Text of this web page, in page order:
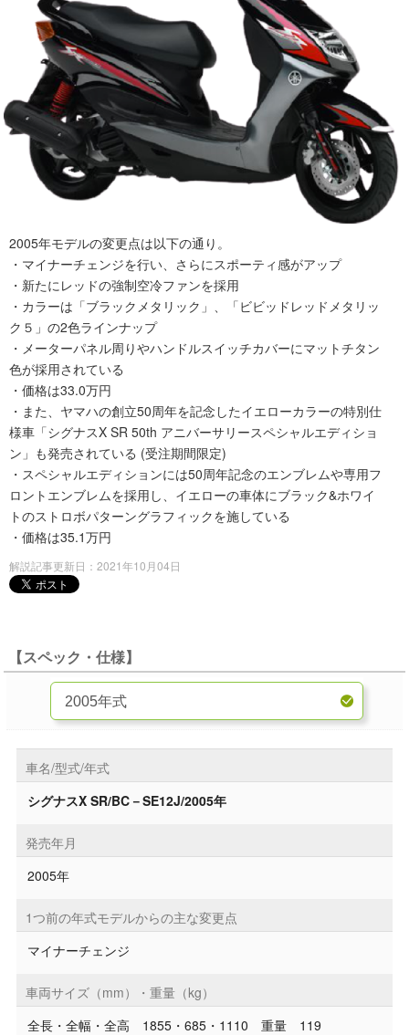
2005年モデルの変更点は以下の通り。
・マイナーチェンジを行い、さらにスポーティ感がアップ
・新たにレッドの強制空冷ファンを採用
・カラーは「ブラックメタリック」、「ビビッドレッドメタリッ
ク５」の2色ラインナップ
・メーターパネル周りやハンドルスイッチカバーにマットチタン
色が採用されている
・価格は33.0万円
・また、ヤマハの創立50周年を記念したイエローカラーの特別仕
様車「シグナスX SR 50th アニバーサリースペシャルエディショ
ン」も発売されている (受注期間限定)
・スペシャルエディションには50周年記念のエンブレムや専用フ
ロントエンブレムを採用し、イエローの車体にブラック&ホワイ
トのストロボパターングラフィックを施している
・価格は35.1万円
解説記事更新日：2021年10月04日
【スペック・仕様】
車名/型式/年式
シグナスX SR/BC－SE12J/2005年
発売年月
2005年
1つ前の年式モデルからの主な変更点
マイナーチェンジ
車両サイズ（mm）・重量（kg）
全長・全幅・全高 1855・685・1110 重量 119